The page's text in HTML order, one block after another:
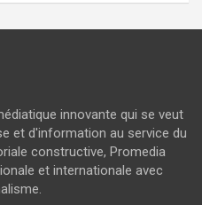
innovante qui se veut
et d'information au service du
constructive, Promedia
et internationale avec